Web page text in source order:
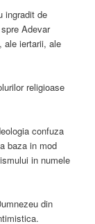
ingradit de
Adevar
ale iertarii, ale
religioase
confuza
baza in mod
in numele
din